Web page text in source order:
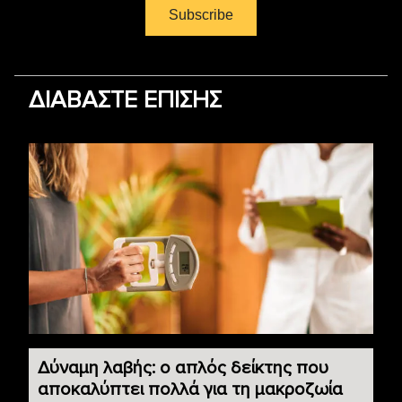
ΔΙΑΒΑΣΤΕ ΕΠΙΣΗΣ
Δύναμη λαβής: ο απλός δείκτης που
αποκαλύπτει πολλά για τη μακροζωία